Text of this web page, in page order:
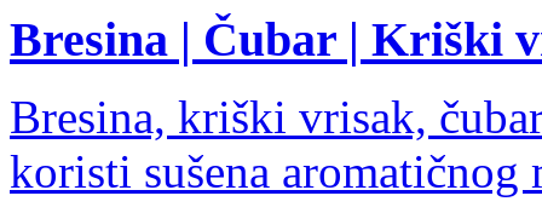
Bresina | Čubar | Kriški
Bresina, kriški vrisak,
koristi sušena